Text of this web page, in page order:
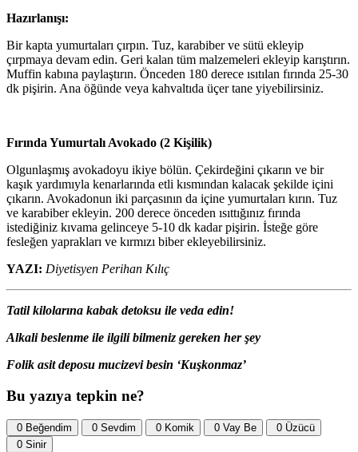
Hazırlanışı:
Bir kapta yumurtaları çırpın. Tuz, karabiber ve sütü ekleyip
çırpmaya devam edin. Geri kalan tüm malzemeleri ekleyip karıştırın.
Muffin kabına paylaştırın. Önceden 180 derece ısıtılan fırında 25-30
dk pişirin. Ana öğünde veya kahvaltıda üçer tane yiyebilirsiniz.
Fırında Yumurtalı Avokado (2 Kişilik)
Olgunlaşmış avokadoyu ikiye bölün. Çekirdeğini çıkarın ve bir
kaşık yardımıyla kenarlarında etli kısmından kalacak şekilde içini
çıkarın. Avokadonun iki parçasının da içine yumurtaları kırın. Tuz
ve karabiber ekleyin. 200 derece önceden ısıttığınız fırında
istediğiniz kıvama gelinceye 5-10 dk kadar pişirin. İsteğe göre
fesleğen yaprakları ve kırmızı biber ekleyebilirsiniz.
YAZI: Diyetisyen Perihan Kılıç
Tatil kilolarına kabak detoksu ile veda edin!
Alkali beslenme ile ilgili bilmeniz gereken her şey
Folik asit deposu mucizevi besin ‘Kuşkonmaz’
Bu yazıya tepkin ne?
0 Beğendim 0 Sevdim 0 Komik 0 Vay Be 0 Üzücü
0 Sinir